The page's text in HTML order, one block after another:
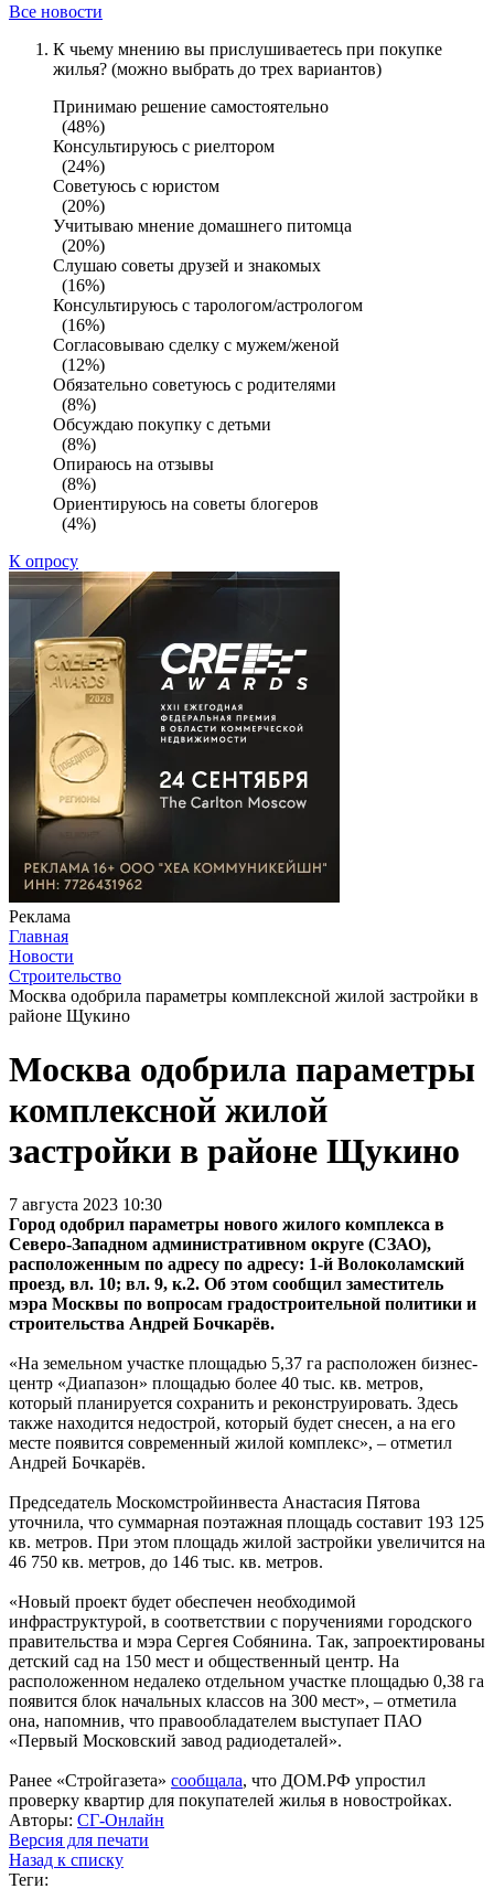
Все новости
К чьему мнению вы прислушиваетесь при покупке
жилья? (можно выбрать до трех вариантов)
Принимаю решение самостоятельно
(48%)
Консультируюсь с риелтором
(24%)
Советуюсь с юристом
(20%)
Учитываю мнение домашнего питомца
(20%)
Слушаю советы друзей и знакомых
(16%)
Консультируюсь с тарологом/астрологом
(16%)
Согласовываю сделку с мужем/женой
(12%)
Обязательно советуюсь с родителями
(8%)
Обсуждаю покупку с детьми
(8%)
Опираюсь на отзывы
(8%)
Ориентируюсь на советы блогеров
(4%)
К опросу
Реклама
Главная
Новости
Строительство
Москва одобрила параметры комплексной жилой застройки в
районе Щукино
Москва одобрила параметры
комплексной жилой
застройки в районе Щукино
7 августа 2023 10:30
Город одобрил параметры нового жилого комплекса в
Северо-Западном административном округе (СЗАО),
расположенным по адресу по адресу: 1-й Волоколамский
проезд, вл. 10; вл. 9, к.2. Об этом сообщил заместитель
мэра Москвы по вопросам градостроительной политики и
строительства Андрей Бочкарёв.
«На земельном участке площадью 5,37 га расположен бизнес-
центр «Диапазон» площадью более 40 тыс. кв. метров,
который планируется сохранить и реконструировать. Здесь
также находится недострой, который будет снесен, а на его
месте появится современный жилой комплекс», – отметил
Андрей Бочкарёв.
Председатель Москомстройинвеста Анастасия Пятова
уточнила, что суммарная поэтажная площадь составит 193 125
кв. метров. При этом площадь жилой застройки увеличится на
46 750 кв. метров, до 146 тыс. кв. метров.
«Новый проект будет обеспечен необходимой
инфраструктурой, в соответствии с поручениями городского
правительства и мэра Сергея Собянина. Так, запроектированы
детский сад на 150 мест и общественный центр. На
расположенном недалеко отдельном участке площадью 0,38 га
появится блок начальных классов на 300 мест», – отметила
она, напомнив, что правообладателем выступает ПАО
«Первый Московский завод радиодеталей».
Ранее «Стройгазета» сообщала, что ДОМ.РФ упростил
проверку квартир для покупателей жилья в новостройках.
Авторы: СГ-Онлайн
Версия для печати
Назад к списку
Теги: